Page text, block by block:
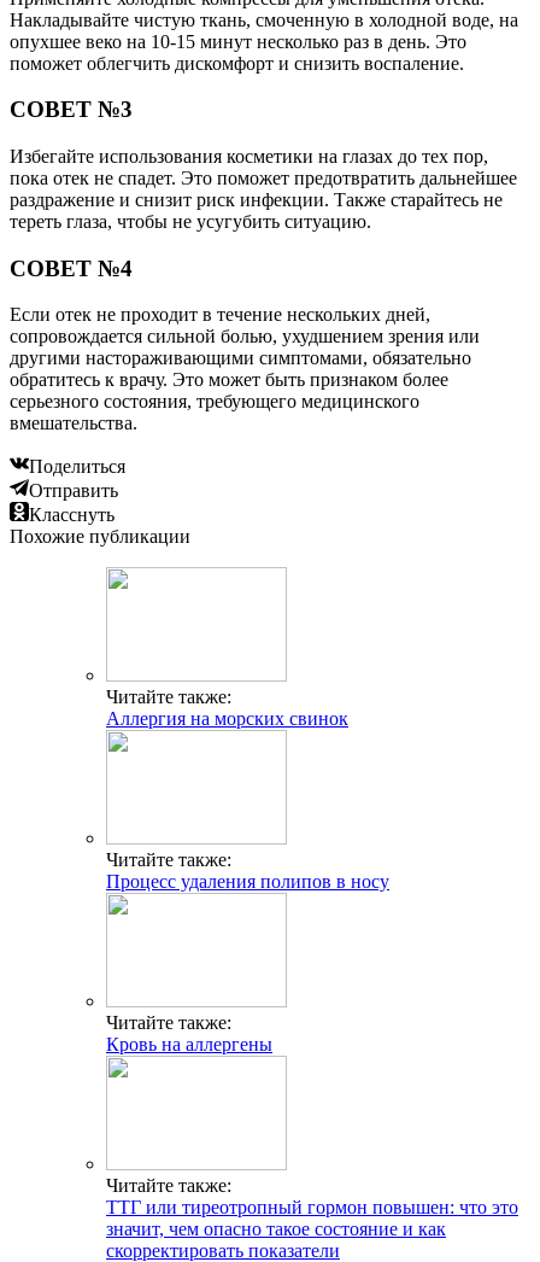
Накладывайте чистую ткань, смоченную в холодной воде, на
опухшее веко на 10-15 минут несколько раз в день. Это
поможет облегчить дискомфорт и снизить воспаление.
СОВЕТ №3
Избегайте использования косметики на глазах до тех пор,
пока отек не спадет. Это поможет предотвратить дальнейшее
раздражение и снизит риск инфекции. Также старайтесь не
тереть глаза, чтобы не усугубить ситуацию.
СОВЕТ №4
Если отек не проходит в течение нескольких дней,
сопровождается сильной болью, ухудшением зрения или
другими настораживающими симптомами, обязательно
обратитесь к врачу. Это может быть признаком более
серьезного состояния, требующего медицинского
вмешательства.
Поделиться
Отправить
Класснуть
Похожие публикации
Читайте также:
Аллергия на морских свинок
Читайте также:
Процесс удаления полипов в носу
Читайте также:
Кровь на аллергены
Читайте также:
ТТГ или тиреотропный гормон повышен: что это
значит, чем опасно такое состояние и как
скорректировать показатели